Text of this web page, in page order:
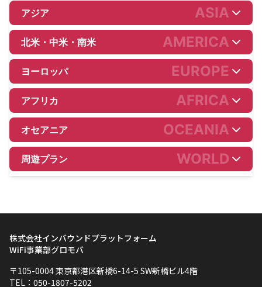
アジア ASIA
北米・中米・南米 AMERICA
ヨーロッパ EUROPE
アフリカ AFRICA
オセアニア OCEANIA
周遊プラン WORLD
株式会社インバウンドプラットフォーム
WiFi事業部グロモバ
〒105-0004 東京都港区新橋6-14-5 SW新橋ビル4階
TEL：050-1807-5202